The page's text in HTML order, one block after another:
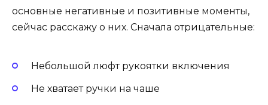
основные негативные и позитивные моменты,
сейчас расскажу о них. Сначала отрицательные:
Небольшой люфт рукоятки включения
Не хватает ручки на чаше